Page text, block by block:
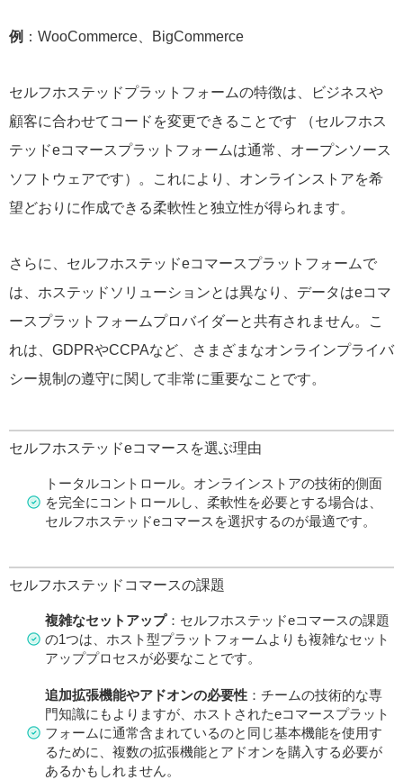
例 ：WooCommerce、BigCommerce
セルフホステッドプラットフォームの特徴は、ビジネスや
顧客に合わせてコードを変更できることです （セルフホス
テッドeコマースプラットフォームは通常、オープンソース
ソフトウェアです）。これにより、オンラインストアを希
望どおりに作成できる柔軟性と独立性が得られます。
さらに、セルフホステッドeコマースプラットフォームで
は、ホステッドソリューションとは異なり、データはeコマ
ースプラットフォームプロバイダーと共有されません。こ
れは、GDPRやCCPAなど、さまざまなオンラインプライバ
シー規制の遵守に関して非常に重要なことです。
セルフホステッドeコマースを選ぶ理由
トータルコントロール。オンラインストアの技術的側面
を完全にコントロールし、柔軟性を必要とする場合は、
セルフホステッドeコマースを選択するのが最適です。
セルフホステッドコマースの課題
複雑なセットアップ：セルフホステッドeコマースの課題
の1つは、ホスト型プラットフォームよりも複雑なセット
アッププロセスが必要なことです。
追加拡張機能やアドオンの必要性 ：チームの技術的な専
門知識にもよりますが、ホストされたeコマースプラット
フォームに通常含まれているのと同じ基本機能を使用す
るために、複数の拡張機能とアドオンを購入する必要が
あるかもしれません。